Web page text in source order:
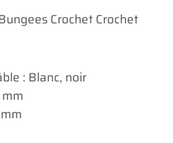
: Blanc, noir